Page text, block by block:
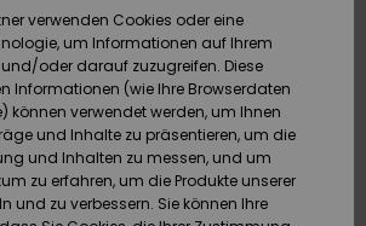
Schuhe&
Flip-Flops
Surf
Snow
Schuhe&
Flip-Flops
Surf
Snow
Highlights
Snow
Highlights
Community
Snow Shop
Damen
Highlights
Outlet
Frauen
Retouren
Bezahlung
Geschenkkarte
Quiksilver
verwenden Cookies oder eine
um Informationen auf Ihrem
oder darauf zuzugreifen. Diese
Informationen (wie Ihre Browserdaten
können verwendet werden, um Ihnen
und Inhalte zu präsentieren, um die
und Inhalten zu messen, und um
zu erfahren, um die Produkte unserer
und zu verbessern. Sie können Ihre